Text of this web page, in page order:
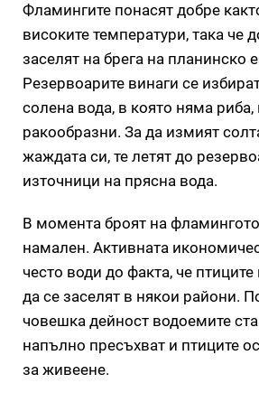
Фламингите понасят добре
високите температури, така че
заселят на брега на планинско
Резервоарите винаги се
солена вода, в която няма
ракообразни. За да измият
жаждата си, те летят до
източници на прясна вода.
В момента броят на
намален. Активната
често води до факта, че
да се заселят в някои райони.
човешка дейност водоемите
напълно пресъхват и птиците
за живеене.